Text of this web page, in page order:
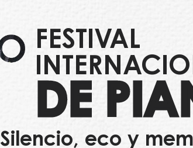
FESTIVAL
DE
Silencio, eco y